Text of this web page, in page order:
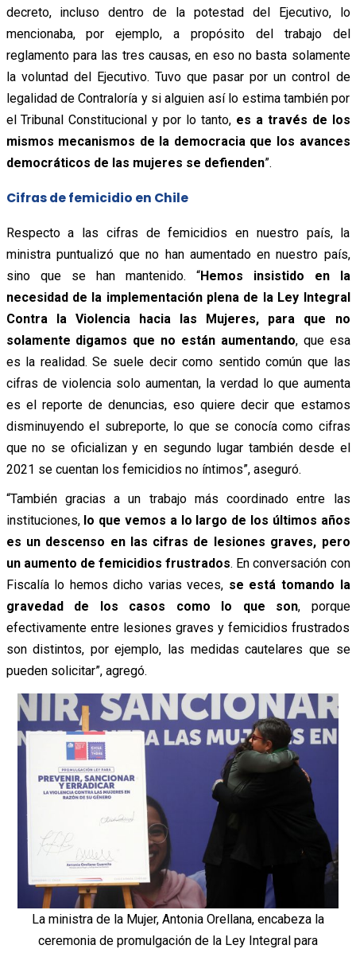
decreto, incluso dentro de la potestad del Ejecutivo, lo
mencionaba, por ejemplo, a propósito del trabajo del
reglamento para las tres causas, en eso no basta solamente
la voluntad del Ejecutivo. Tuvo que pasar por un control de
legalidad de Contraloría y si alguien así lo estima también por
el Tribunal Constitucional y por lo tanto,es a través de los
mismos mecanismos de la democracia que los avances
democráticos de las mujeres se defienden”.
Cifras de femicidio en Chile
Respecto a las cifras de femicidios en nuestro país, la
ministra puntualizó que no han aumentado en nuestro país,
sino que se han mantenido. “Hemos insistido en la
necesidad de la implementación plena de la Ley Integral
Contra la Violencia hacia las Mujeres, para que no
solamente digamos que no están aumentando, que esa
es la realidad.Se suele decir como sentido común que las
cifras de violencia solo aumentan, la verdad lo que aumenta
es el reporte de denuncias, eso quiere decir que estamos
disminuyendo el subreporte, lo que se conocía como cifras
que no se oficializan y en segundo lugar también desde el
2021 se cuentan los femicidios no íntimos”, aseguró.
“También gracias a un trabajo más coordinado entre las
instituciones,lo que vemos a lo largo de los últimos años
es un descenso en las cifras de lesiones graves, pero
un aumento de femicidios frustrados. En conversación con
Fiscalía lo hemos dicho varias veces, se está tomando la
gravedad de los casos como lo que son, porque
efectivamente entre lesiones graves y femicidios frustrados
son distintos, por ejemplo, las medidas cautelares que se
pueden solicitar”, agregó.
La ministra de la Mujer, Antonia Orellana, encabeza la
ceremonia de promulgación de la Ley Integral para